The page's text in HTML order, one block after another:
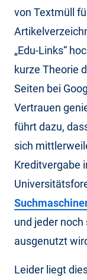
von Textmüll
„Edu-Links“
kurze Theorie
Seiten bei
Vertrauen
führt dazu,
sich
Kreditvergabe
und jeder noch
ausgenutzt
Leider liegt